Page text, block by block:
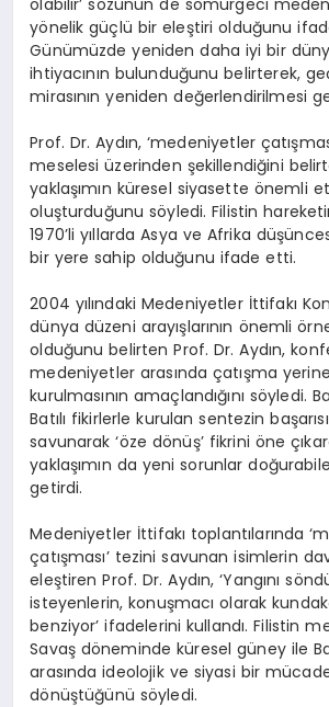
yönelik güçlü bir eleştiri olduğunu
Günümüzde yeniden daha iyi bir
ihtiyacının bulunduğunu belirterek,
mirasının yeniden değerlendirilmesi
Prof. Dr. Aydın, ‘medeniyetler
meselesi üzerinden şekillendiğini
yaklaşımın küresel siyasette önemli
oluşturduğunu söyledi. Filistin
1970’li yıllarda Asya ve Afrika
bir yere sahip olduğunu ifade etti.
2004 yılındaki Medeniyetler İttifakı
dünya düzeni arayışlarının önemli
olduğunu belirten Prof. Dr. Aydın,
medeniyetler arasında çatışma
kurulmasının amaçlandığını söyledi.
Batılı fikirlerle kurulan sentezin
savunarak ‘öze dönüş’ fikrini öne
yaklaşımın da yeni sorunlar
getirdi.
Medeniyetler İttifakı toplantılarında
çatışması’ tezini savunan isimlerin
eleştiren Prof. Dr. Aydın, ‘Yangını
isteyenlerin, konuşmacı olarak
benziyor’ ifadelerini kullandı. Filistin
Savaş döneminde küresel güney ile
arasında ideolojik ve siyasi bir
dönüştüğünü söyledi.